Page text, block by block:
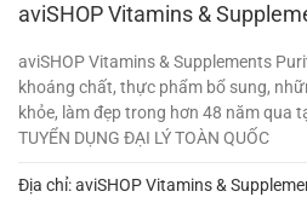
aviSHOP Vitamins &
aviSHOP Vitamins & Supplements
khoáng chất, thực phẩm bổ sung,
khỏe, làm đẹp trong hơn 48 năm qua
TUYỂN DỤNG ĐẠI LÝ TOÀN QUỐC
Địa chỉ: aviSHOP Vitamins &